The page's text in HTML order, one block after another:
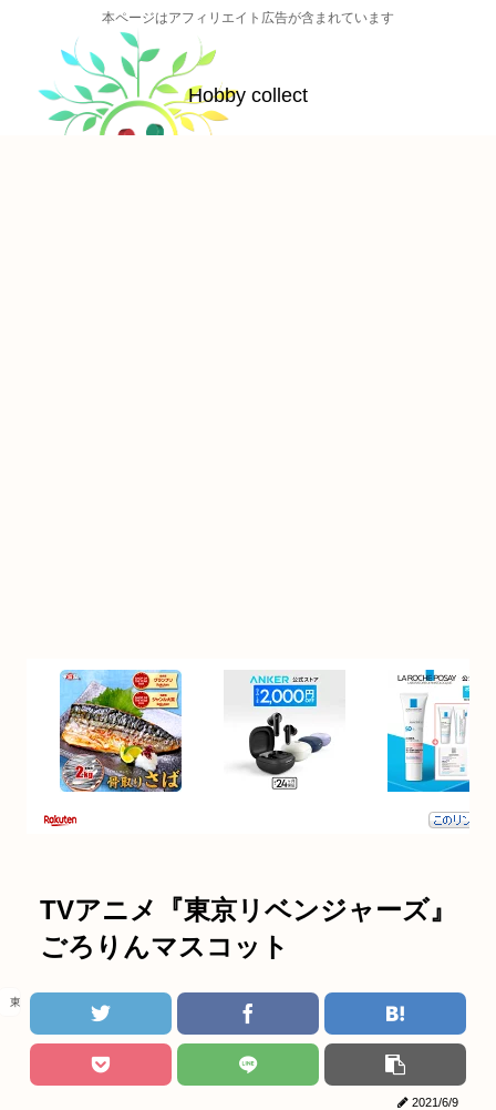
本ページはアフィリエイト広告が含まれています
Hobby collect
TVアニメ『東京リベンジャーズ』
ごろりんマスコット
東京リベンジャーズ
2021/6/9